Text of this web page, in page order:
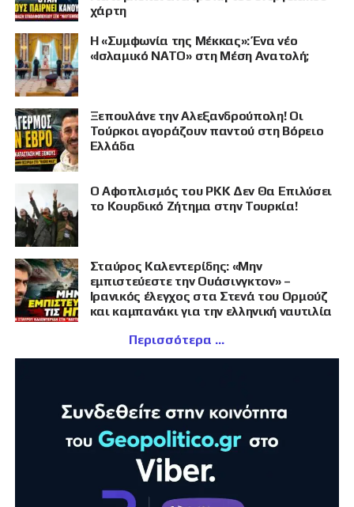
χάρτη
Η «Συμφωνία της Μέκκας»: Ένα νέο
«Ισλαμικό ΝΑΤΟ» στη Μέση Ανατολή;
Ξεπουλάνε την Αλεξανδρούπολη! Οι
Τούρκοι αγοράζουν παντού στη Βόρειο
Ελλάδα
Ο Αφοπλισμός του PKK Δεν Θα Επιλύσει
το Κουρδικό Ζήτημα στην Τουρκία!
Σταύρος Καλεντερίδης: «Μην
εμπιστεύεστε την Ουάσινγκτον» –
Ιρανικός έλεγχος στα Στενά του Ορμούζ
και καμπανάκι για την ελληνική ναυτιλία
Περισσότερα